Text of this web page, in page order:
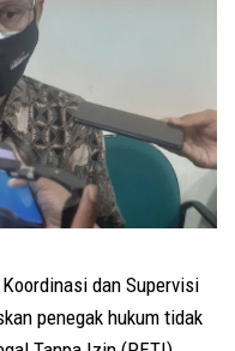
Koordinasi dan Supervisi
penegak hukum tidak